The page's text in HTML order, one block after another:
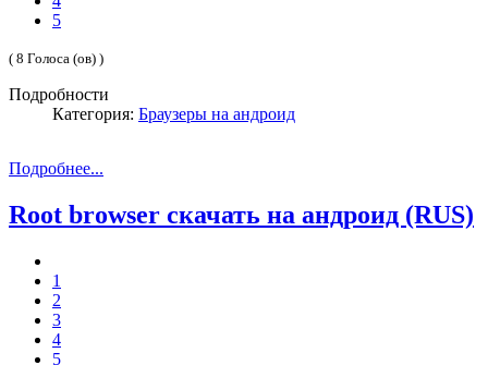
5
( 8 Голоса (ов) )
Подробности
Категория: Браузеры на андроид
Подробнее...
Root browser скачать на андроид (RUS)
1
2
3
4
5